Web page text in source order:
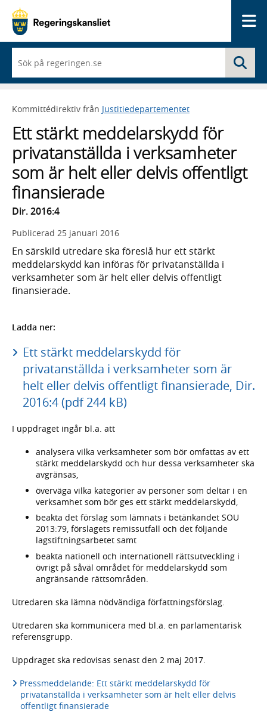
du
börjar
skriva
framträder
lista
med
sökförslag
Kommittédirektiv från Justitiedepartementet
Ett stärkt meddelarskydd för
privatanställda i verksamheter
som är helt eller delvis offentligt
finansierade
Dir. 2016:4
Publicerad 25 januari 2016
En särskild utredare ska föreslå hur ett stärkt
meddelarskydd kan införas för privatanställda i
verksamheter som är helt eller delvis offentligt
finansierade.
Ladda ner:
Ett stärkt meddelarskydd för
privatanställda i verksamheter som är
helt eller delvis offentligt finansierade, Dir.
2016:4 (pdf 244 kB)
I uppdraget ingår bl.a. att
analysera vilka verksamheter som bör omfattas av ett
stärkt meddelarskydd och hur dessa verksamheter ska
avgränsas,
överväga vilka kategorier av personer som deltar i en
verksamhet som bör ges ett stärkt meddelarskydd,
beakta det förslag som lämnats i betänkandet SOU
2013:79, förslagets remissutfall och det följande
lagstiftningsarbetet samt
beakta nationell och internationell rättsutveckling i
övrigt på såväl området för meddelarskydd som
angränsande rättsområden.
Utredaren ska lämna nödvändiga författningsförslag.
Utredaren ska kommunicera med bl.a. en parlamentarisk
referensgrupp.
Uppdraget ska redovisas senast den 2 maj 2017.
Pressmeddelande: Ett stärkt meddelarskydd för
privatanställda i verksamheter som är helt eller delvis
offentligt finansierade